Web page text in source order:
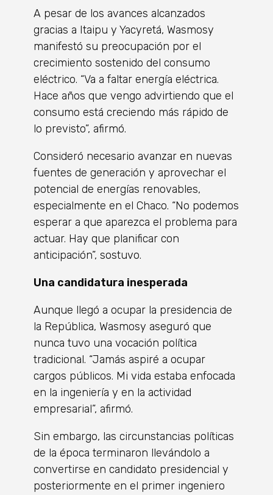
A pesar de los avances alcanzados
gracias a Itaipu y Yacyretá, Wasmosy
manifestó su preocupación por el
crecimiento sostenido del consumo
eléctrico. “Va a faltar energía eléctrica.
Hace años que vengo advirtiendo que el
consumo está creciendo más rápido de
lo previsto”, afirmó.
Consideró necesario avanzar en nuevas
fuentes de generación y aprovechar el
potencial de energías renovables,
especialmente en el Chaco. “No podemos
esperar a que aparezca el problema para
actuar. Hay que planificar con
anticipación”, sostuvo.
Una candidatura inesperada
Aunque llegó a ocupar la presidencia de
la República, Wasmosy aseguró que
nunca tuvo una vocación política
tradicional. “Jamás aspiré a ocupar
cargos públicos. Mi vida estaba enfocada
en la ingeniería y en la actividad
empresarial”, afirmó.
Sin embargo, las circunstancias políticas
de la época terminaron llevándolo a
convertirse en candidato presidencial y
posteriormente en el primer ingeniero